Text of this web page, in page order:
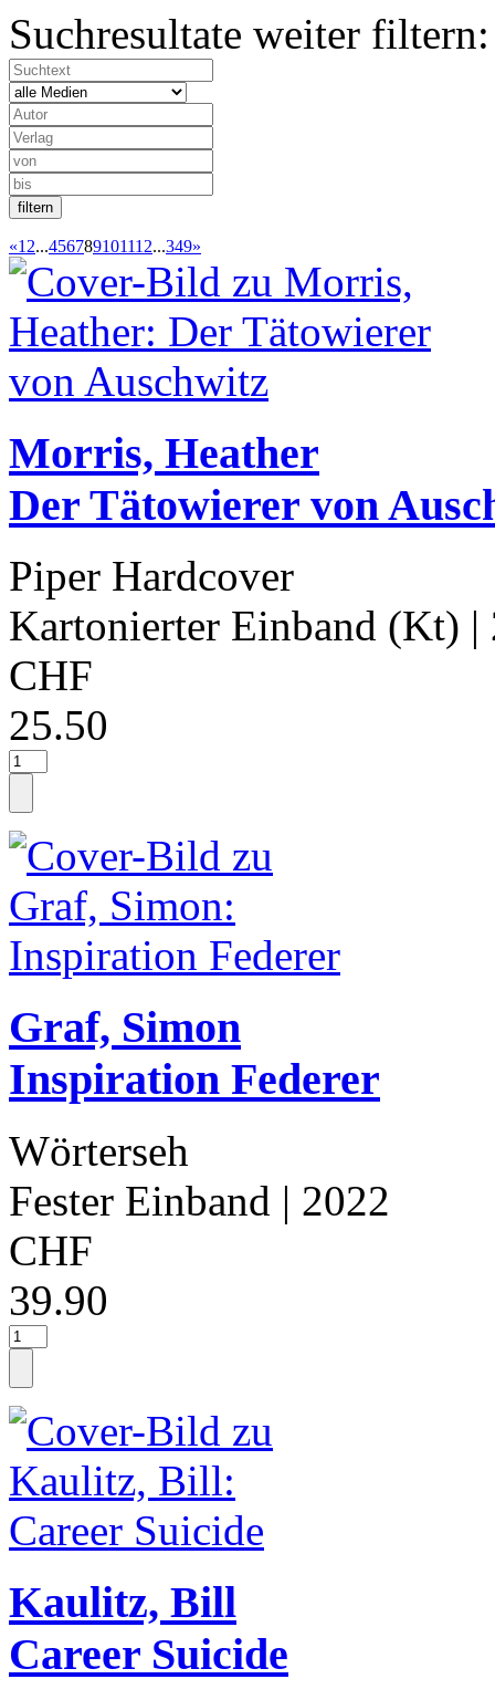
Suchresultate weiter filtern:
«1 2...456789101112...349»
Morris, Heather
Der Tätowierer von
Piper Hardcover
Kartonierter Einband (Kt) |
CHF
25.50
Graf, Simon
Inspiration Federer
Wörterseh
Fester Einband | 2022
CHF
39.90
Kaulitz, Bill
Career Suicide